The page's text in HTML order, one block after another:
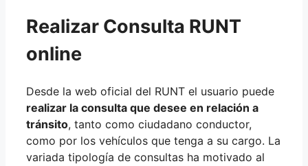
Realizar Consulta RUNT
online
Desde la web oficial del RUNT el usuario puede
realizar la consulta que desee en relación a
tránsito, tanto como ciudadano conductor,
como por los vehículos que tenga a su cargo. La
variada tipología de consultas ha motivado al